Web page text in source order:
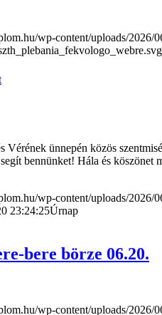
wp-content/uploads/
Vérének ünnepén közös
bennünket! Hála és
wp-content/uploads/
23:24:25Úrnap
bere börze 06.20.
wp-content/uploads/